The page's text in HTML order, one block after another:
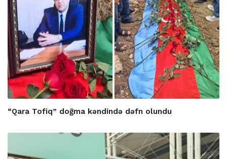
“Qara Tofiq” doğma kəndində dəfn olundu